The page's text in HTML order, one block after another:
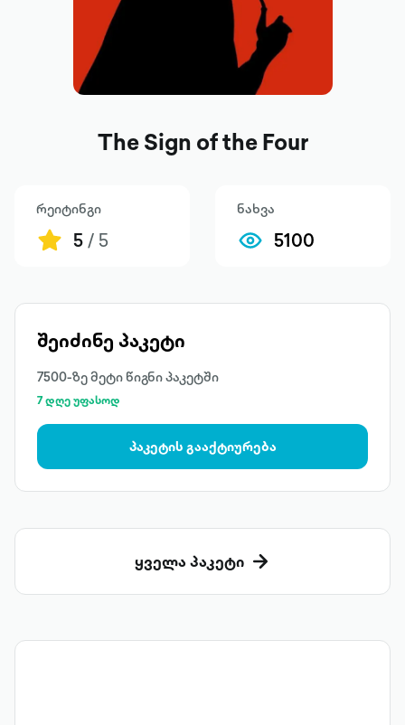
The Sign of the Four
რეიტინგი
5/ 5
ნახვა
5100
შეიძინე პაკეტი
7500-ზე მეტი წიგნი პაკეტში
7 დღე უფასოდ
პაკეტის გააქტიურება
ყველა პაკეტი